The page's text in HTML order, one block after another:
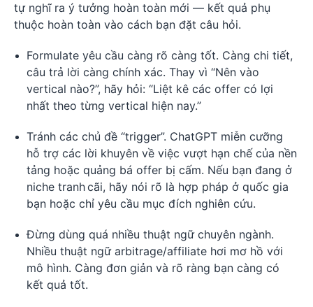
tự nghĩ ra ý tưởng hoàn toàn mới — kết quả phụ
thuộc hoàn toàn vào cách bạn đặt câu hỏi.
Formulate yêu cầu càng rõ càng tốt. Càng chi tiết,
câu trả lời càng chính xác. Thay vì “Nên vào
vertical nào?”, hãy hỏi: “Liệt kê các offer có lợi
nhất theo từng vertical hiện nay.”
Tránh các chủ đề “trigger”. ChatGPT miễn cưỡng
hỗ trợ các lời khuyên về việc vượt hạn chế của nền
tảng hoặc quảng bá offer bị cấm. Nếu bạn đang ở
niche tranh cãi, hãy nói rõ là hợp pháp ở quốc gia
bạn hoặc chỉ yêu cầu mục đích nghiên cứu.
Đừng dùng quá nhiều thuật ngữ chuyên ngành.
Nhiều thuật ngữ arbitrage/affiliate hơi mơ hồ với
mô hình. Càng đơn giản và rõ ràng bạn càng có
kết quả tốt.